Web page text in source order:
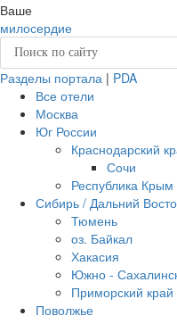
Ваше
милосердие
Разделы портала | PDA
Все отели
Москва
Юг России
Краснодарский
Сочи
Республика Крым
Сибирь / Дальний
Тюмень
оз. Байкал
Хакасия
Южно -
Приморский край
Поволжье